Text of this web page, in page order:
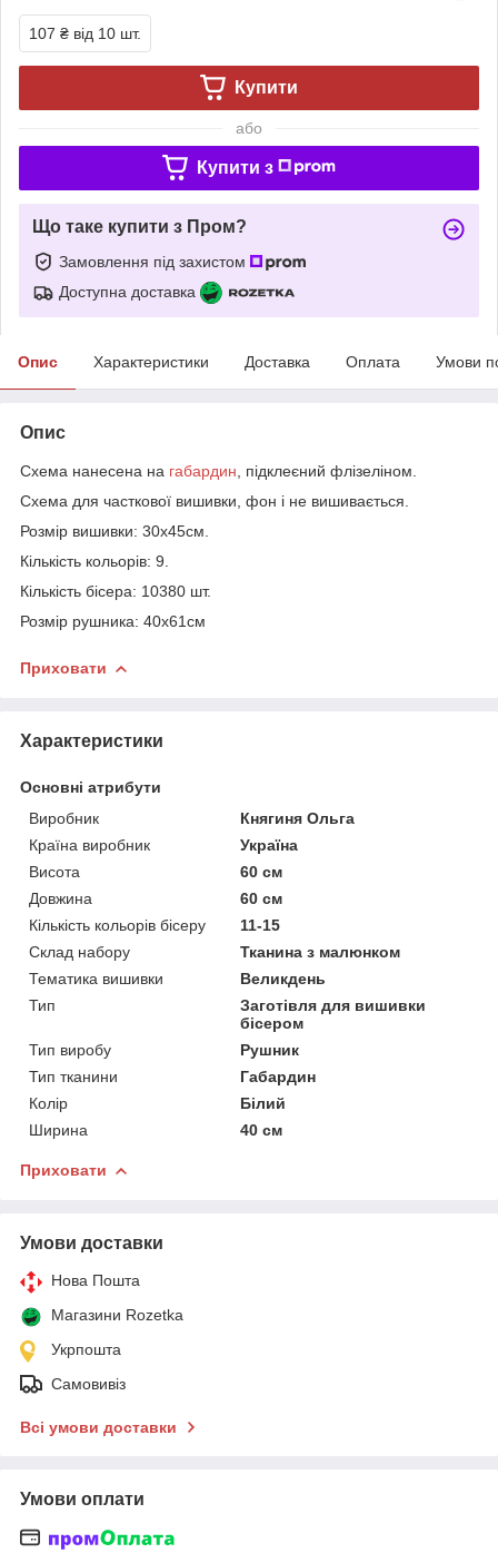
107 ₴ від 10 шт.
Купити
або
Купити з
Що таке купити з Пром?
Замовлення під захистом
Доступна доставка
Опис Характеристики Доставка Оплата Умови
Опис
Схема нанесена на габардин , підклеєний флізеліном.
Схема для часткової вишивки, фон і не вишивається.
Розмір вишивки: 30х45см.
Кількість кольорів: 9.
Кількість бісера: 10380 шт.
Розмір рушника: 40х61см
Приховати
Характеристики
Основні атрибути
Виробник
Княгиня Ольга
Країна виробник
Україна
Висота
60 см
Довжина
60 см
Кількість кольорів бісеру
11-15
Склад набору
Тканина з малюнком
Тематика вишивки
Великдень
Тип
Заготівля для вишивки
бісером
Тип виробу
Рушник
Тип тканини
Габардин
Колір
Білий
Ширина
40 см
Приховати
Умови доставки
Нова Пошта
Магазини Rozetka
Укрпошта
Самовивіз
Всі умови доставки
Умови оплати